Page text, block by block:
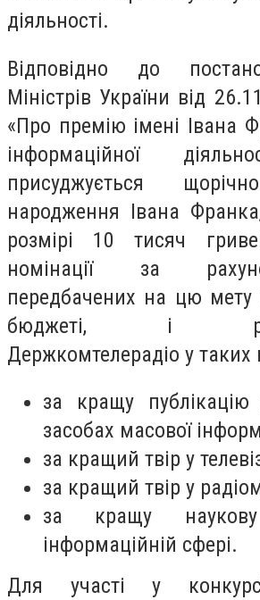
діяльності.
Відповідно до
Міністрів України від
«Про премію імені Івана
інформаційної
присуджується
народження Івана
розмірі 10 тисяч
номінації за
передбачених на цю
бюджеті, і
Держкомтелерадіо у таких
за кращу
засобах масової
за кращий твір у
за кращий твір у
за кращу
інформаційній сфері.
Для участі у